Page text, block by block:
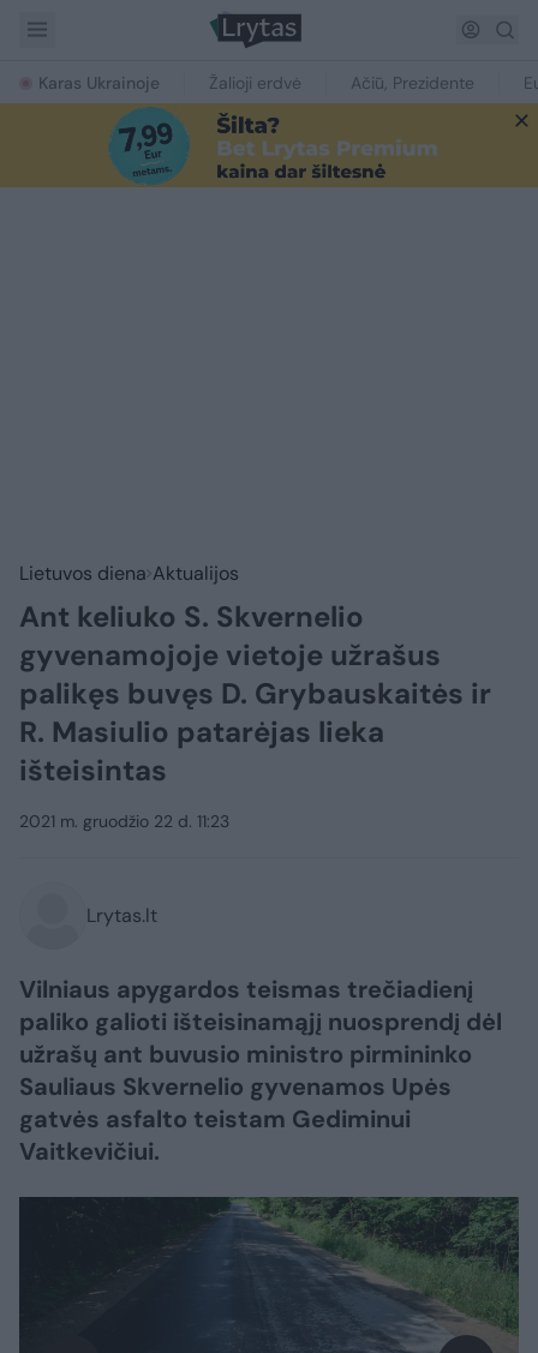
Karas Ukrainoje Žalioji erdvė Ačiū, Prezidente
Lietuvos diena Aktualijos
Ant keliuko S. Skvernelio
gyvenamojoje vietoje užrašus
palikęs buvęs D. Grybauskaitės ir
R. Masiulio patarėjas lieka
išteisintas
2021 m. gruodžio 22 d. 11:23
Lrytas.lt
Vilniaus apygardos teismas trečiadienį
paliko galioti išteisinamąjį nuosprendį dėl
užrašų ant buvusio ministro pirmininko
Sauliaus Skvernelio gyvenamos Upės
gatvės asfalto teistam Gediminui
Vaitkevičiui.